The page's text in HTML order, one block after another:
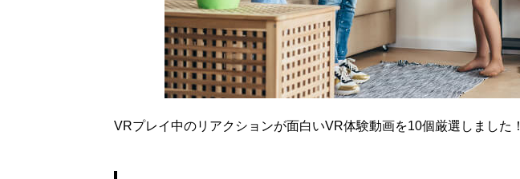
VRプレイ中のリアクションが面白いVR体験動画を10個厳選しました！